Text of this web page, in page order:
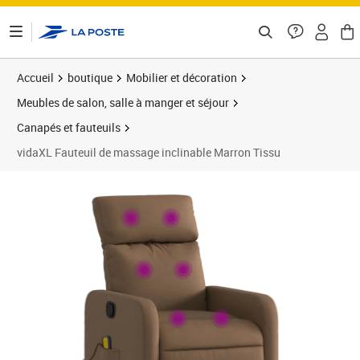
Accueil boutique
Mobilier et décoration
Meubles de salon, salle à manger et séjour
Canapés et fauteuils
vidaXL Fauteuil de massage inclinable Marron Tissu